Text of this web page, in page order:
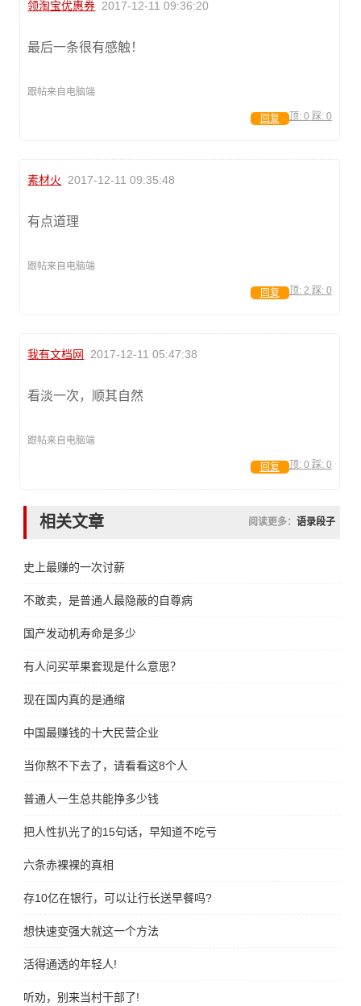
领淘宝优惠券 2017-12-11 09:36:20
最后一条很有感触！
跟帖来自电脑端
顶: 0 踩: 0
回复
素材火 2017-12-11 09:35:48
有点道理
跟帖来自电脑端
顶: 2 踩: 0
回复
我有文档网 2017-12-11 05:47:38
看淡一次，顺其自然
跟帖来自电脑端
顶: 0 踩: 0
回复
相关文章 阅读更多： 语录段子
史上最赚的一次讨薪
不敢卖，是普通人最隐蔽的自尊病
国产发动机寿命是多少
有人问买苹果套现是什么意思？
现在国内真的是通缩
中国最赚钱的十大民营企业
当你熬不下去了，请看看这8个人
普通人一生总共能挣多少钱
把人性扒光了的15句话，早知道不吃亏
六条赤裸裸的真相
存10亿在银行，可以让行长送早餐吗?
想快速变强大就这一个方法
活得通透的年轻人!
听劝，别来当村干部了!